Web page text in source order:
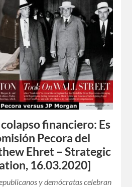
financiero: Es
Pecora del
Ehret – Strategic
16.03.2020]
y demócratas celebran